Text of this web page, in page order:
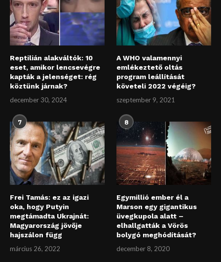
Reptilián alakváltók: 10
eset, amikor lencsevégre
kapták a jelenséget: rég
köztünk járnak?
december 30, 2024
A WHO valamennyi
emlékeztető oltás
program leállítását
követeli 2022 végéig?
szeptember 9, 2021
7
Frei Tamás: ez az igazi
oka, hogy Putyin
megtámadta Ukrajnát:
Magyarország jövője
hajszálon függ
március 26, 2022
8
Egymillió ember él a
Marson egy gigantikus
üvegkupola alatt –
elhallgatták a Vörös
bolygó meghódítását?
december 8, 2020